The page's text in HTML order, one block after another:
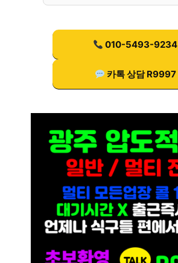
010-5493-9234
카톡 상담 R9997